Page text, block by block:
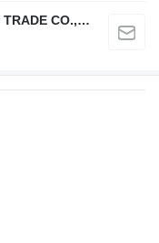
TUO PU INTERNATIONAL MACHINERY TRADE CO., LTD